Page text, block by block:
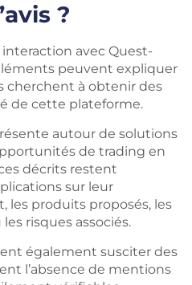
?
avec Quest-
peuvent expliquer
cherchent à obtenir des
de cette plateforme.
autour de solutions
de trading en
décrits restent
sur leur
produits proposés, les
risques associés.
également susciter des
l’absence de mentions